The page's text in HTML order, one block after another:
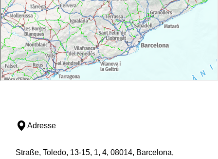
Adresse
Straße, Toledo, 13-15, 1, 4, 08014, Barcelona,